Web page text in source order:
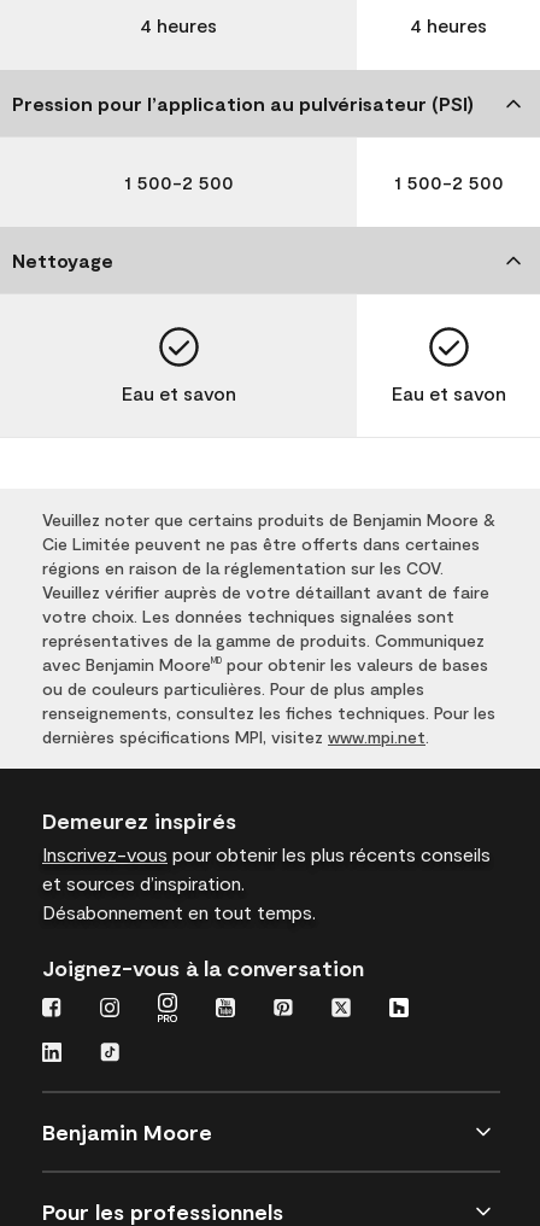
4 heures 4 heures
Pression pour l’application au pulvérisateur (PSI)
1 500-2 500 1 500-2 500
Nettoyage
Eau et savon Eau et savon
Veuillez noter que certains produits de Benjamin Moore &
Cie Limitée peuvent ne pas être offerts dans certaines
régions en raison de la réglementation sur les COV.
Veuillez vérifier auprès de votre détaillant avant de faire
votre choix. Les données techniques signalées sont
représentatives de la gamme de produits. Communiquez
avec Benjamin Moore MD pour obtenir les valeurs de bases
ou de couleurs particulières. Pour de plus amples
renseignements, consultez les fiches techniques. Pour les
dernières spécifications MPI, visitez www.mpi.net
Demeurez inspirés
Inscrivez-vous pour obtenir les plus récents conseils
et sources d’inspiration.
Désabonnement en tout temps.
Joignez-vous à la conversation
Benjamin Moore
Pour les professionnels